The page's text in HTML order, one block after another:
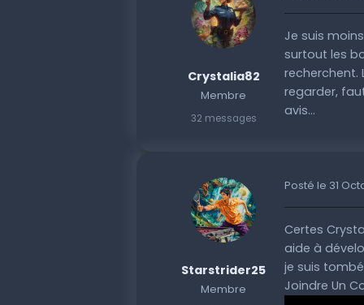
Crystalia82
Membre
32 messages
Je suis
surtout les
recherchent.
regarder,
avis...
Starstrider25
Membre
Posté le 31
Certes
aide à
je suis
Joindre Un